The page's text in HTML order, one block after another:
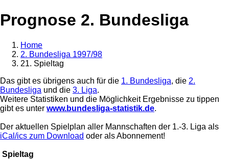
Prognose 2. Bundesliga
Home
2. Bundesliga 1997/98
21. Spieltag
Das gibt es übrigens auch für die 1. Bundesliga, die 2.
Bundesliga und die 3. Liga.
Weitere Statistiken und die Möglichkeit Ergebnisse zu tippen
gibt es unter www.bundesliga-statistik.de.
Der aktuellen Spielplan aller Mannschaften der 1.-3. Liga als
iCal/ics zum Download oder als Abonnement!
Spieltag